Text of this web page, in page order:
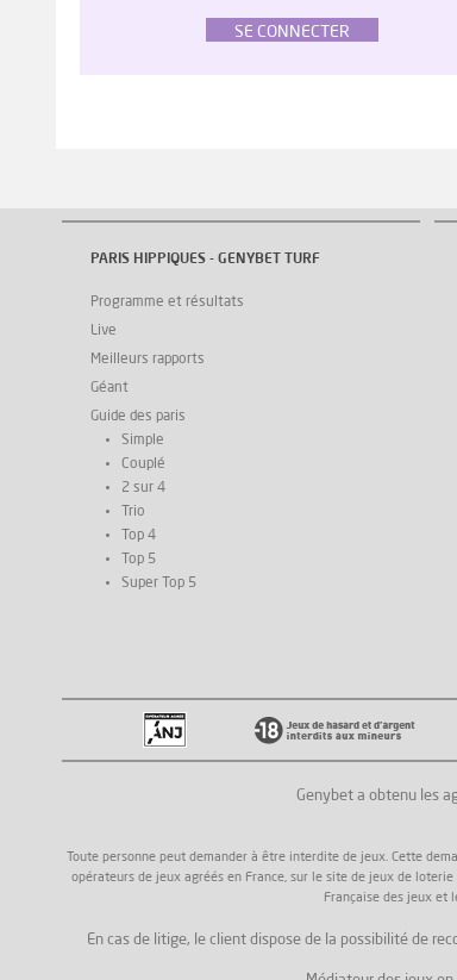
SE CONNECTER
PARIS HIPPIQUES - GENYBET TURF
Programme et résultats
Live
Meilleurs rapports
Géant
Guide des paris
Simple
Couplé
2 sur 4
Trio
Top 4
Top 5
Super Top 5
Genybet a obtenu les
Toute personne peut demander à être interdite de jeux. Cette
opérateurs de jeux agréés en France, sur le site de jeux de
Française des jeux et
En cas de litige, le client dispose de la possibilité de